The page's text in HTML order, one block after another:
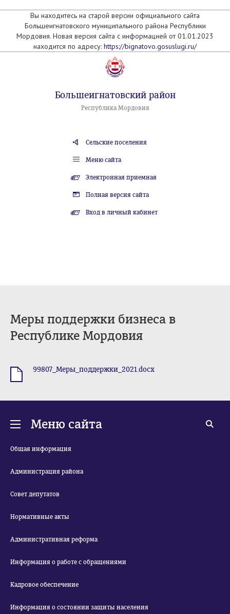
Вы находитесь на старой версии официального сайта
Большеигнатовского муниципального района Республики
Мордовия. Новая версия сайта с информацией от 01.01.2023
находится по адресу: https://bignatovo.gosuslugi.ru/
Большеигнатовский район
Республика Мордовия
Сельские поселения
Меню сайта
Электронная приемная
Полная версия сайта
Вход в личный кабинет
Меры поддержки бизнеса в
Республике Мордовия
99807_Меры_поддержки_2021.docx
Меню сайта
Общая информация
Администрация района
Совет депутатов
Нормативные акты
Административная реформа
Информация о работе с обращениями
Кадровое обеспечение
Информация о состоянии защиты населения